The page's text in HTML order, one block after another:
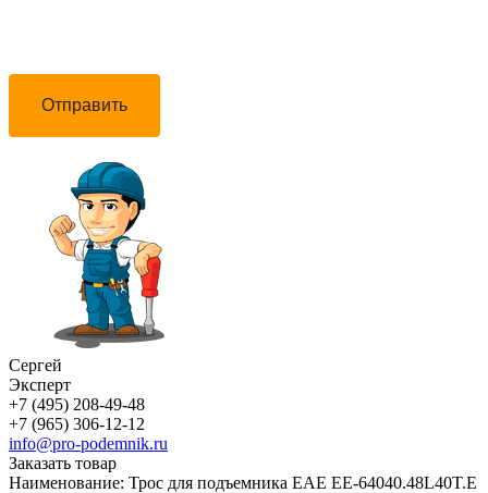
Отправить
Сергей
Эксперт
+7 (495) 208-49-48
+7 (965) 306-12-12
info@pro-podemnik.ru
Заказать товар
Наименование: Трос для подъемника EAE EE-64040.48L40T.E